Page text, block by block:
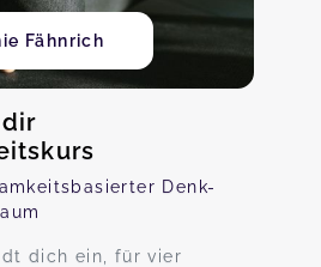
Fähnrich
Denk-
dich ein, für vier